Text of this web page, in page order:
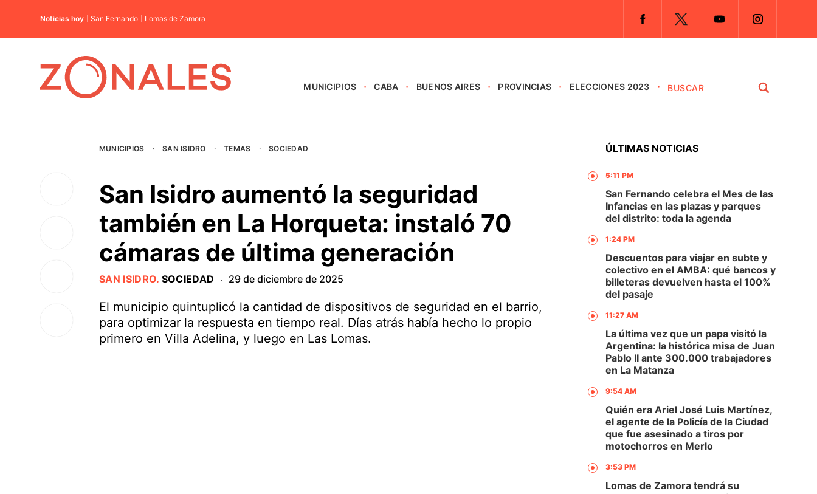
Noticias hoy San Fernando Lomas de Zamora
MUNICIPIOS CABA BUENOS AIRES PROVINCIAS ELECCIONES 2023
MUNICIPIOS · SAN ISIDRO · TEMAS · SOCIEDAD
San Isidro aumentó la seguridad
también en La Horqueta: instaló 70
cámaras de última generación
SAN ISIDRO. SOCIEDAD · 29 de diciembre de 2025
El municipio quintuplicó la cantidad de dispositivos de seguridad en el barrio,
para optimizar la respuesta en tiempo real. Días atrás había hecho lo propio
primero en Villa Adelina, y luego en Las Lomas.
ÚLTIMAS NOTICIAS
5:11 PM
San Fernando celebra el Mes de las
Infancias en las plazas y parques
del distrito: toda la agenda
1:24 PM
Descuentos para viajar en subte y
colectivo en el AMBA: qué bancos y
billeteras devuelven hasta el 100%
del pasaje
11:27 AM
La última vez que un papa visitó la
Argentina: la histórica misa de Juan
Pablo II ante 300.000 trabajadores
en La Matanza
9:54 AM
Quién era Ariel José Luis Martínez,
el agente de la Policía de la Ciudad
que fue asesinado a tiros por
motochorros en Merlo
3:53 PM
Lomas de Zamora tendrá su